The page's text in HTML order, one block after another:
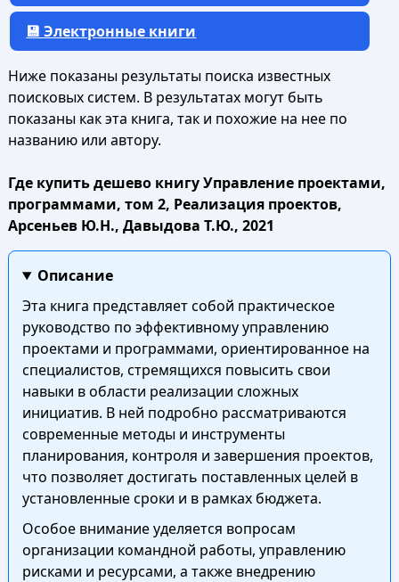
💾 Электронные книги
Ниже показаны результаты поиска известных
поисковых систем. В результатах могут быть
показаны как эта книга, так и похожие на нее по
названию или автору.
Где купить дешево книгу Управление проектами,
программами, том 2, Реализация проектов,
Арсеньев Ю.Н., Давыдова Т.Ю., 2021
Описание
Эта книга представляет собой практическое
руководство по эффективному управлению
проектами и программами, ориентированное на
специалистов, стремящихся повысить свои
навыки в области реализации сложных
инициатив. В ней подробно рассматриваются
современные методы и инструменты
планирования, контроля и завершения проектов,
что позволяет достигать поставленных целей в
установленные сроки и в рамках бюджета.
Особое внимание уделяется вопросам
организации командной работы, управлению
рисками и ресурсами, а также внедрению